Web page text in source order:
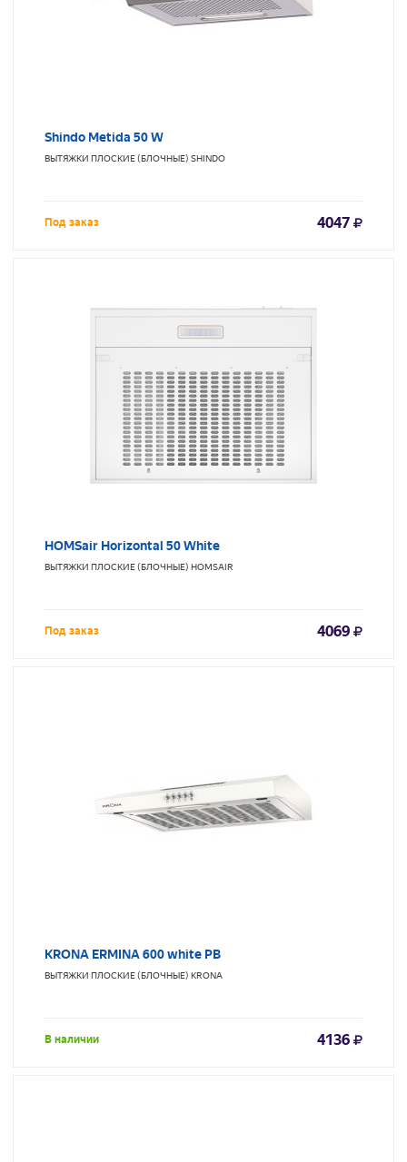
Shindo Metida 50 W
ВЫТЯЖКИ ПЛОСКИЕ (БЛОЧНЫЕ) SHINDO
Под заказ 4047
HOMSair Horizontal 50 White
ВЫТЯЖКИ ПЛОСКИЕ (БЛОЧНЫЕ) HOMSAIR
Под заказ 4069
KRONA ERMINA 600 white PB
ВЫТЯЖКИ ПЛОСКИЕ (БЛОЧНЫЕ) KRONA
В наличии 4136